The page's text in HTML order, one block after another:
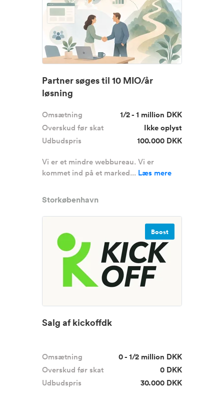
Partner søges til 10 MIO/år
løsning
Omsætning
1/2 - 1 million DKK
Overskud før skat
Ikke oplyst
Udbudspris
100.000 DKK
Vi er et mindre webbureau. Vi er
kommet ind på et marked... Læs mere
Storkøbenhavn
Boost
Salg af kickoffdk
Omsætning
0 - 1/2 million DKK
Overskud før skat
0 DKK
Udbudspris
30.000 DKK